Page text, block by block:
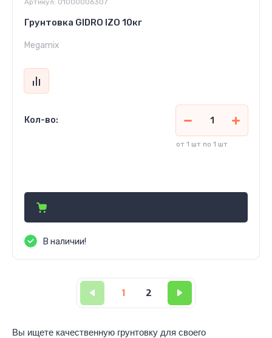
Артикул: 01000006307
Грунтовка GIDRO IZO 10кг
Megamix
Кол-во:
от 1 шт по 1 шт
В наличии!
1 2
Вы ищете качественную грунтовку для своего